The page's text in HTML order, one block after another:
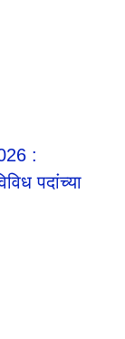
:
पदांच्या